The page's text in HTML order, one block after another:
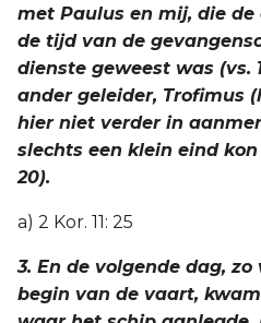
met Paulus en mij, die
de tijd van de
dienste geweest was (vs.
ander geleider, Trofimus
hier niet verder in
slechts een klein eind
20).
a) 2 Kor. 11: 25
3. En de volgende dag,
begin van de vaart,